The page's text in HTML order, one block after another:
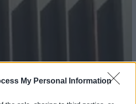
My Personal Information